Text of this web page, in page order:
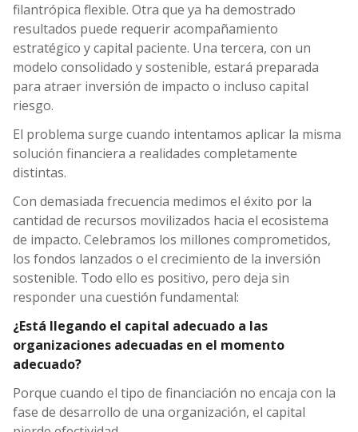
filantrópica flexible. Otra que ya ha demostrado
resultados puede requerir acompañamiento
estratégico y capital paciente. Una tercera, con un
modelo consolidado y sostenible, estará preparada
para atraer inversión de impacto o incluso capital
riesgo.
El problema surge cuando intentamos aplicar la misma
solución financiera a realidades completamente
distintas.
Con demasiada frecuencia medimos el éxito por la
cantidad de recursos movilizados hacia el ecosistema
de impacto. Celebramos los millones comprometidos,
los fondos lanzados o el crecimiento de la inversión
sostenible. Todo ello es positivo, pero deja sin
responder una cuestión fundamental:
¿Está llegando el capital adecuado a las
organizaciones adecuadas en el momento
adecuado?
Porque cuando el tipo de financiación no encaja con la
fase de desarrollo de una organización, el capital